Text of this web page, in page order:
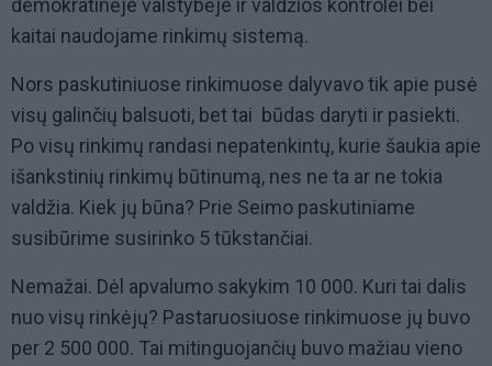
demokratinėje valstybėje ir valdžios kontrolei bei
kaitai naudojame rinkimų sistemą.
Nors paskutiniuose rinkimuose dalyvavo tik apie pusė
visų galinčių balsuoti, bet tai būdas daryti ir pasiekti.
Po visų rinkimų randasi nepatenkintų, kurie šaukia apie
išankstinių rinkimų būtinumą, nes ne ta ar ne tokia
valdžia. Kiek jų būna? Prie Seimo paskutiniame
susibūrime susirinko 5 tūkstančiai.
Nemažai. Dėl apvalumo sakykim 10 000. Kuri tai dalis
nuo visų rinkėjų? Pastaruosiuose rinkimuose jų buvo
per 2 500 000. Tai mitinguojančių buvo mažiau vieno